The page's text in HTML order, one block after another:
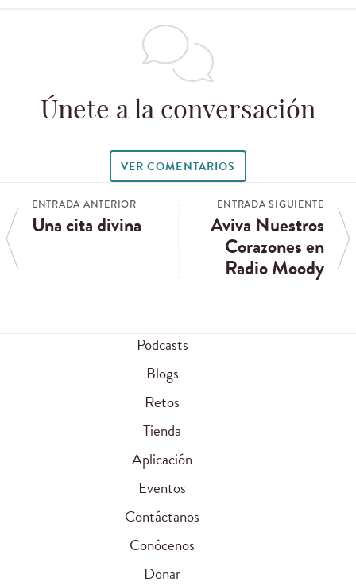
Únete a la conversación
VER COMENTARIOS
ENTRADA ANTERIOR
Una cita divina
ENTRADA SIGUIENTE
Aviva Nuestros
Corazones en
Radio Moody
Podcasts
Blogs
Retos
Tienda
Aplicación
Eventos
Contáctanos
Conócenos
Donar